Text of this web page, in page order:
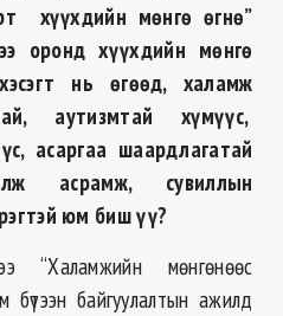
хүүхдийн мөнгө өгнө”
оронд хүүхдийн мөнгө
нь өгөөд, халамж
аутизмтай хүмүүс,
асаргаа шаардлагатай
асрамж, сувиллын
юм биш үү?
“Халамжийн мөнгөнөөс
бүтээн байгуулалтын ажилд